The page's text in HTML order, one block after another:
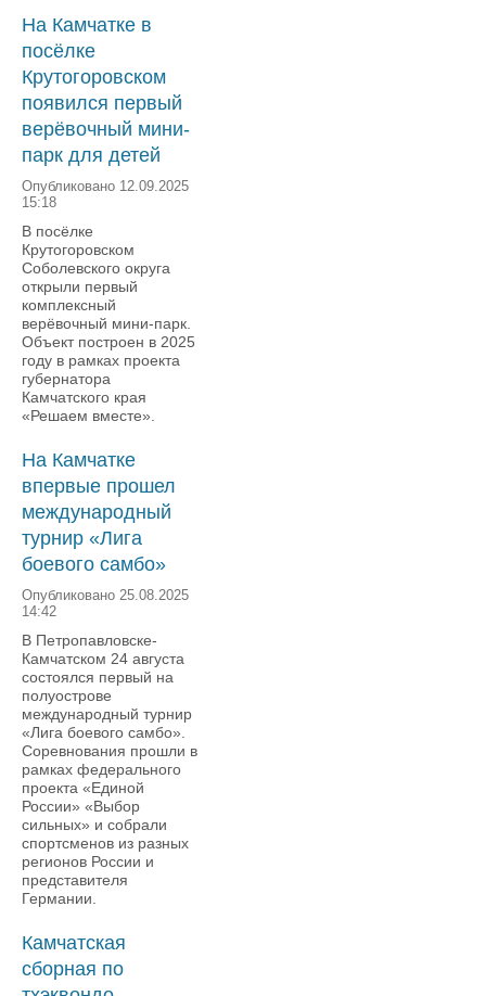
На Камчатке в
посёлке
Крутогоровском
появился первый
верёвочный мини-
парк для детей
Опубликовано 12.09.2025
15:18
В посёлке
Крутогоровском
Соболевского округа
открыли первый
комплексный
верёвочный мини-парк.
Объект построен в 2025
году в рамках проекта
губернатора
Камчатского края
«Решаем вместе».
На Камчатке
впервые прошел
международный
турнир «Лига
боевого самбо»
Опубликовано 25.08.2025
14:42
В Петропавловске-
Камчатском 24 августа
состоялся первый на
полуострове
международный турнир
«Лига боевого самбо».
Соревнования прошли в
рамках федерального
проекта «Единой
России» «Выбор
сильных» и собрали
спортсменов из разных
регионов России и
представителя
Германии.
Камчатская
сборная по